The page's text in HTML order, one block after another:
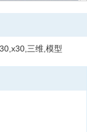
三维,模型